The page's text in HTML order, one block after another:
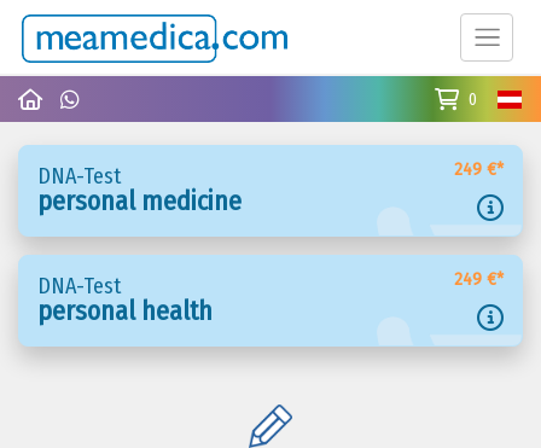
0
DNA-Test 249 €*
personal medicine
DNA-Test 249 €*
personal health